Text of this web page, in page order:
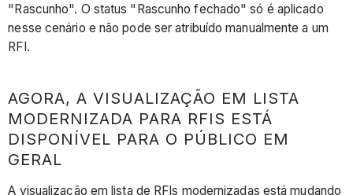
"Rascunho". O status "Rascunho fechado" só é aplicado
nesse cenário e não pode ser atribuído manualmente a um
RFI.
AGORA, A VISUALIZAÇÃO EM LISTA
MODERNIZADA PARA RFIS ESTÁ
DISPONÍVEL PARA O PÚBLICO EM
GERAL
A visualização em lista de RFIs modernizadas está mudando